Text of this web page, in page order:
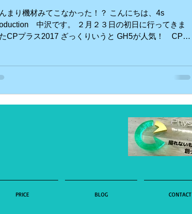
動画制作 食Blog
まり機材みてこなかった！？ こんにちは、4s
中沢です。 ２月２３日の初日に行ってきま
CPプラス2017 ざっくりいうと GH5が人気！ CPプ
PRICE BLOG CONTACT